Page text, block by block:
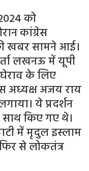
को
कांग्रेस
खबर सामने आई।
लखनऊ में यूपी
के लिए
अध्यक्ष अजय राय
ये प्रदर्शन
किए गए थे।
में मृदुल इस्लाम
से लोकतंत्र